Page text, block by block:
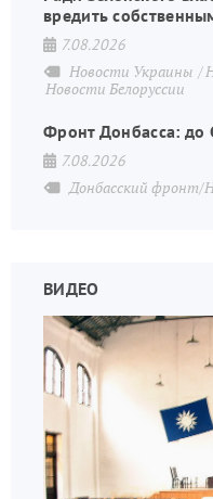
вредить
7.08.2026
Новости Украины
Новости Белоруссии
Фронт Донбасса: до
7.08.2026
Донбасский фронт/
ВИДЕО